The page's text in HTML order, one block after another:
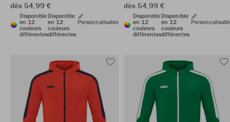
dès 54,99 €
Disponible
en 12
couleurs
différentes
Disponible
en 12
couleurs
différentes
Personnalisable
dès 54,99 €
Disponible
en 12
couleurs
différentes
Disponible
en 12
couleurs
différentes